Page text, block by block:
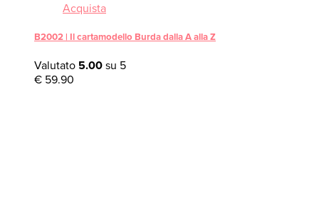
Acquista
B2002 | Il cartamodello Burda dalla A alla Z
Valutato 5.00 su 5
€ 59.90